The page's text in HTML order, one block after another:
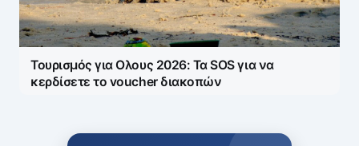
Τουρισμός για Ολους 2026: Τα SOS για να
κερδίσετε το voucher διακοπών